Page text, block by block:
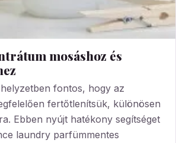
mosáshoz és
fontos, hogy az
fertőtlenítsük, különösen
Ebben nyújt hatékony segítséget
laundry parfümmentes